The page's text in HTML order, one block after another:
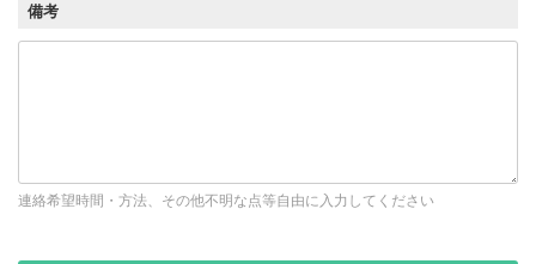
備考
連絡希望時間・方法、その他不明な点等自由に入力してください